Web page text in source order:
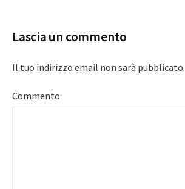
Lascia un commento
Il tuo indirizzo email non sarà pubblicato.
Commento